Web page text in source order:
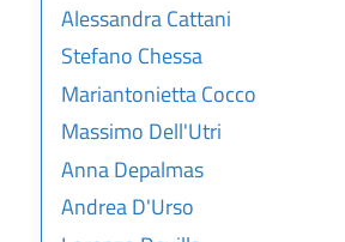
Alessandra Cattani
Stefano Chessa
Mariantonietta Cocco
Massimo Dell'Utri
Anna Depalmas
Andrea D'Urso